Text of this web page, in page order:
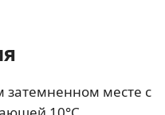
затемненном месте с